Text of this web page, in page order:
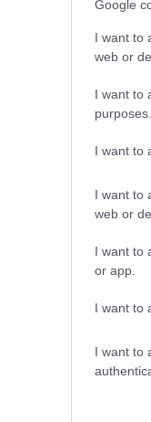
Google
I want to
web or
I want to
purposes.
I want to
I want to
web or
I want to
or app.
I want to
I want to